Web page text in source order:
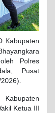
Kabupaten
Polres
Pusat
Ketua III